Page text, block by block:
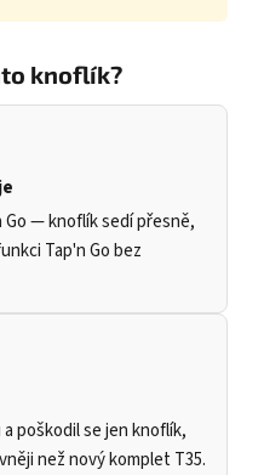
knoflík?
Go — knoflík sedí přesně,
Tap'n Go bez
poškodil se jen knoflík,
než nový komplet T35.